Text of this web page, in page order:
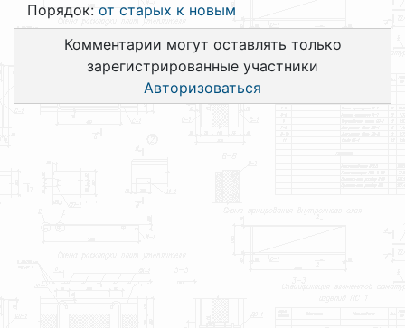
Порядок: от старых к новым
Комментарии могут оставлять только
зарегистрированные участники
Авторизоваться